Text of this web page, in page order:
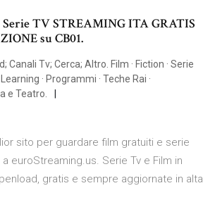
TV STREAMING ITA GRATIS
su CB01.
Canali Tv; Cerca; Altro. Film · Fiction · Serie
· Programmi · Teche Rai ·
e Teatro.
sito per guardare film gratuiti e serie
euroStreaming.us. Serie Tv e Film in
gratis e sempre aggiornate in alta